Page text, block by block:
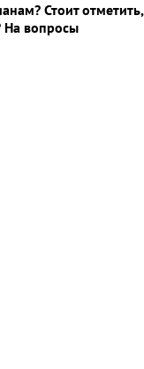
Стоит отметить,
На вопросы